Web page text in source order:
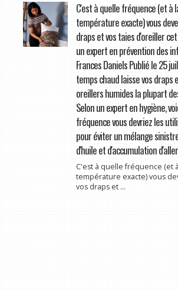
C'est à quelle fréquence (et à
température exacte) vous
draps et vos taies d'oreiller
un expert en prévention des
Frances Daniels Publié le 25
temps chaud laisse vos draps
oreillers humides la plupart
Selon un expert en hygiène,
fréquence vous devriez les
pour éviter un mélange
d'huile et d'accumulation
C'est à quelle fréquence (et
température exacte) vous
vos draps et ...